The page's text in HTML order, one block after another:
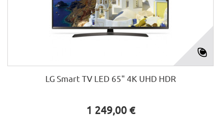
LG Smart TV LED 65" 4K UHD HDR
1 249,00 €